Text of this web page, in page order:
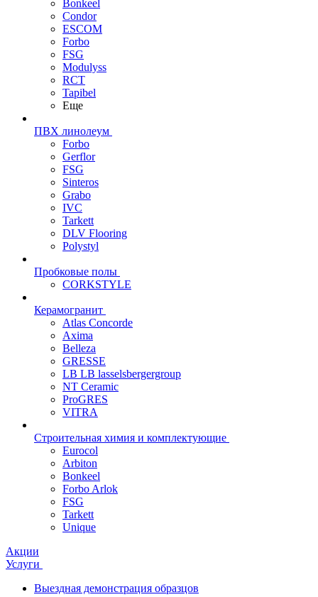
Bonkeel
Condor
ESCOM
Forbo
FSG
Modulyss
RCT
Tapibel
Еще
ПВХ линолеум
Forbo
Gerflor
FSG
Sinteros
Grabo
IVC
Tarkett
DLV Flooring
Polystyl
Пробковые полы
CORKSTYLE
Керамогранит
Atlas Concorde
Axima
Belleza
GRESSE
LB LB lasselsbergergroup
NT Ceramic
ProGRES
VITRA
Строительная химия и комплектующие
Eurocol
Arbiton
Bonkeel
Forbo Arlok
FSG
Tarkett
Unique
Акции
Услуги
Выездная демонстрация образцов